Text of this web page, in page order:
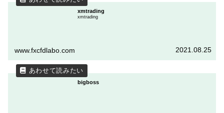
xmtrading
xmtrading
www.fxcfdlabo.com 2021.08.25
bigboss